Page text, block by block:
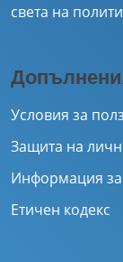
света на
Условия за
Защита на
Информация за
Етичен кодекс